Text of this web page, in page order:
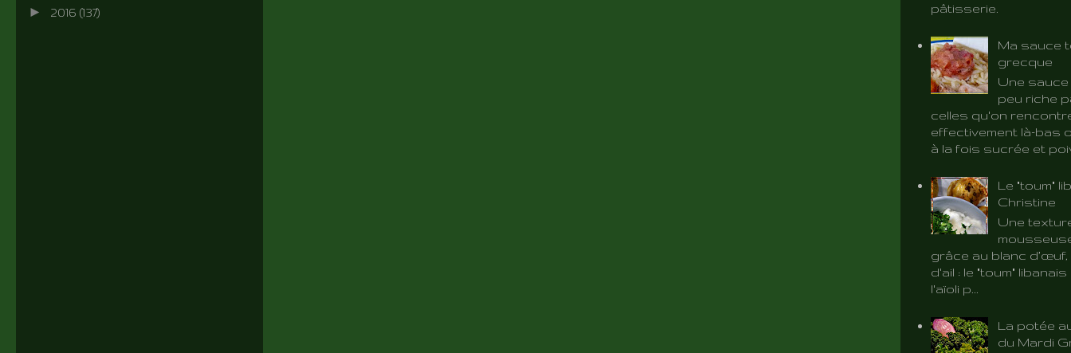
► 2016 (137)
pâtisserie.
Ma sauce
grecque
Une sauce
peu riche
celles qu'on
effectivement là-bas
à la fois sucrée et
Le "toum"
Christine
Une
grâce au blanc
d'ail : le "toum"
l'aïoli p...
La potée
du Mardi